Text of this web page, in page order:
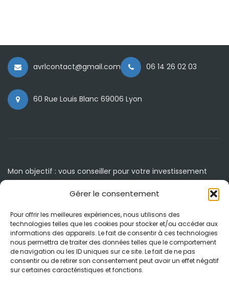
Gérer le consentement
Pour offrir les meilleures expériences, nous utilisons des
technologies telles que les cookies pour stocker et/ou accéder aux
informations des appareils. Le fait de consentir à ces technologies
nous permettra de traiter des données telles que le comportement
de navigation ou les ID uniques sur ce site. Le fait de ne pas
consentir ou de retirer son consentement peut avoir un effet négatif
sur certaines caractéristiques et fonctions.
avrlcontact@gmail.com 06 14 26 02 03
60 Rue Louis Blanc 69006 Lyon
Mon objectif : vous conseiller pour votre investissement
Accueil
Agenda / Événements
À propos
Blog
Clé en main
Contact
Accompagnement
Mentions légales et RGPD